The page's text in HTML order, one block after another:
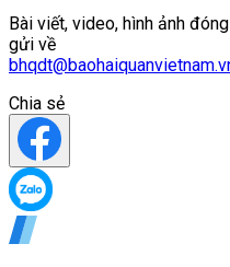
Bài viết, video, hình ảnh
gửi về
Chia sẻ